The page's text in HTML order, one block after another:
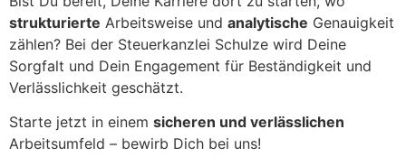
strukturierte Arbeitsweise und analytische Genauigkeit
zählen? Bei der Steuerkanzlei Schulze wird Deine
Sorgfalt und Dein Engagement für Beständigkeit und
Verlässlichkeit geschätzt.
Starte jetzt in einem sicheren und verlässlichen
Arbeitsumfeld – bewirb Dich bei uns!